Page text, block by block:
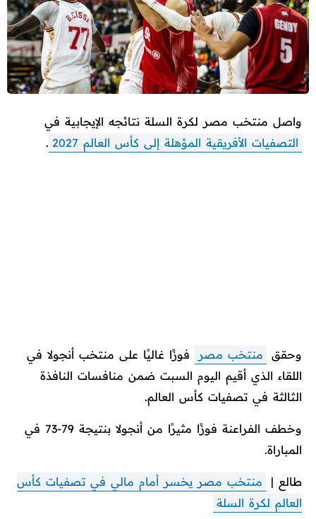
واصل منتخب مصر لكرة السلة نتائجه الإيجابية في
التصفيات الأفريقية المؤهلة إلى كأس العالم 2027
.
وحقق منتخب مصر
فوزًا غاليًا على منتخب أنجولا في
اللقاء الذي أقيم اليوم السبت ضمن منافسات النافذة
الثالثة في تصفيات كأس العالم.
وخطف الفراعنة فوزًا مثيرًا من أنجولا بنتيجة 79-73 في
المباراة.
طالع |
منتخب مصر يخسر أمام مالي في تصفيات كأس
العالم لكرة السلة